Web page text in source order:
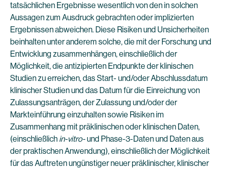
tatsächlichen Ergebnisse wesentlich von den in solchen
Aussagen zum Ausdruck gebrachten oder implizierten
Ergebnissen abweichen. Diese Risiken und Unsicherheiten
beinhalten unter anderem solche, die mit der Forschung und
Entwicklung zusammenhängen, einschließlich der
Möglichkeit, die antizipierten Endpunkte der klinischen
Studien zu erreichen, das Start- und/oder Abschlussdatum
klinischer Studien und das Datum für die Einreichung von
Zulassungsanträgen, der Zulassung und/oder der
Markteinführung einzuhalten sowie Risiken im
Zusammenhang mit präklinischen oder klinischen Daten,
(einschließlich in-vitro-und Phase-3-Daten und Daten aus
der praktischen Anwendung), einschließlich der Möglichkeit
für das Auftreten ungünstiger neuer präklinischer, klinischer